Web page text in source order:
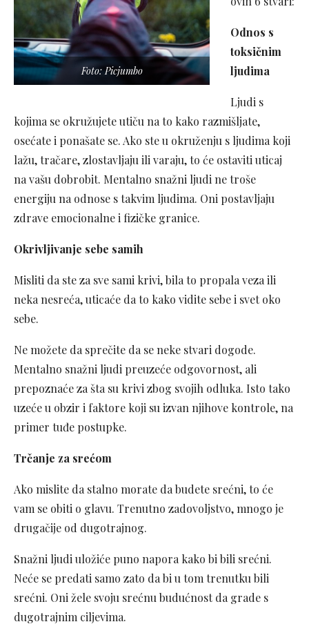
Foto: Picjumbo
Odnos s
toksičnim
ljudima
Ljudi s
kojima se okružujete utiču na to kako razmišljate,
osećate i ponašate se. Ako ste u okruženju s ljudima koji
lažu, tračare, zlostavljaju ili varaju, to će ostaviti uticaj
na vašu dobrobit. Mentalno snažni ljudi ne troše
energiju na odnose s takvim ljudima. Oni postavljaju
zdrave emocionalne i fizičke granice.
Okrivljivanje sebe samih
Misliti da ste za sve sami krivi, bila to propala veza ili
neka nesreća, uticaće da to kako vidite sebe i svet oko
sebe.
Ne možete da sprečite da se neke stvari dogode.
Mentalno snažni ljudi preuzeće odgovornost, ali
prepoznaće za šta su krivi zbog svojih odluka. Isto tako
uzeće u obzir i faktore koji su izvan njihove kontrole, na
primer tuđe postupke.
Trčanje za srećom
Ako mislite da stalno morate da budete srećni, to će
vam se obiti o glavu. Trenutno zadovoljstvo, mnogo je
drugačije od dugotrajnog.
Snažni ljudi uložiće puno napora kako bi bili srećni.
Neće se predati samo zato da bi u tom trenutku bili
srećni. Oni žele svoju srećnu budućnost da grade s
dugotrajnim ciljevima.